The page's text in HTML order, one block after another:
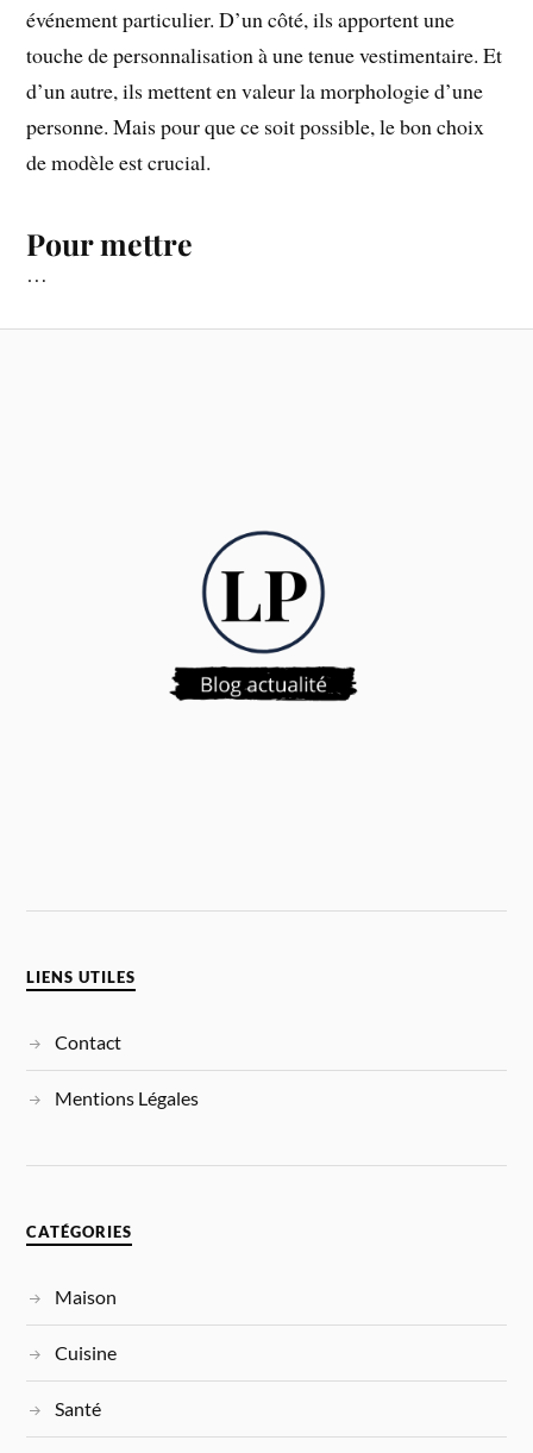
événement particulier. D’un côté, ils apportent une
touche de personnalisation à une tenue vestimentaire. Et
d’un autre, ils mettent en valeur la morphologie d’une
personne. Mais pour que ce soit possible, le bon choix
de modèle est crucial.
Pour mettre
…
LIENS UTILES
Contact
Mentions Légales
CATÉGORIES
Maison
Cuisine
Santé